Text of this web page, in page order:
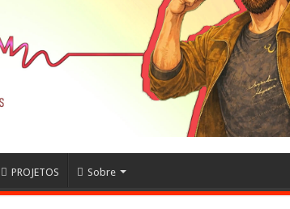
PROJETOS Sobre